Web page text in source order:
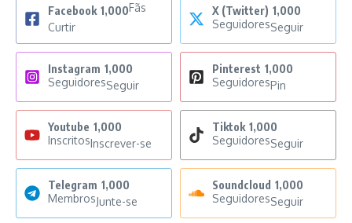
Facebook 1,000Fãs
Curtir
X (Twitter) 1,000
SeguidoresSeguir
Instagram 1,000
SeguidoresSeguir
Pinterest 1,000
SeguidoresPin
Youtube 1,000
InscritosInscrever-se
Tiktok 1,000
SeguidoresSeguir
Telegram 1,000
MembrosJunte-se
Soundcloud 1,000
SeguidoresSeguir